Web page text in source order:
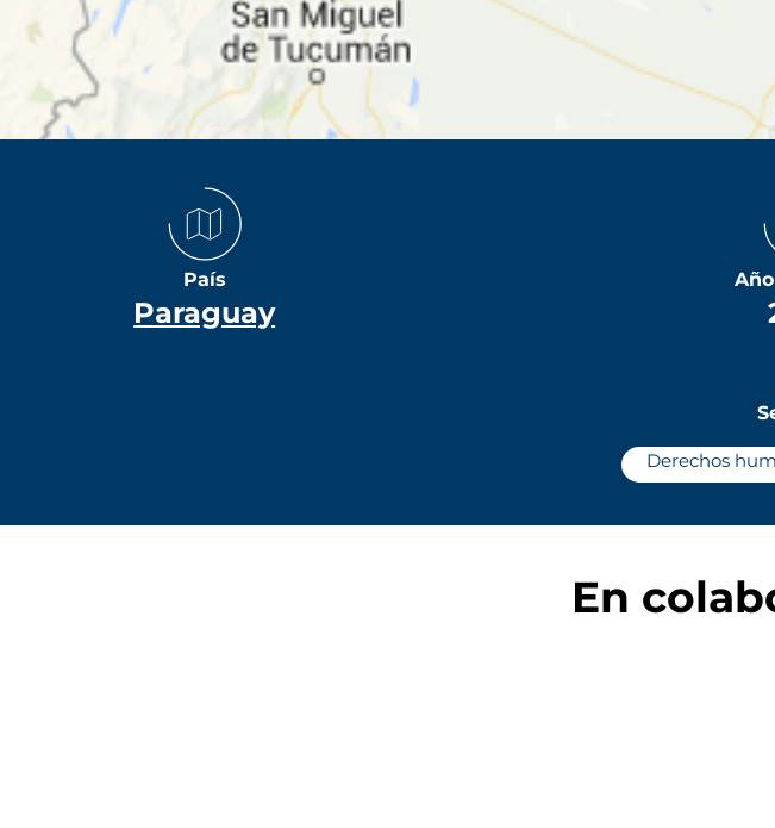
País
Paraguay
Derechos
En